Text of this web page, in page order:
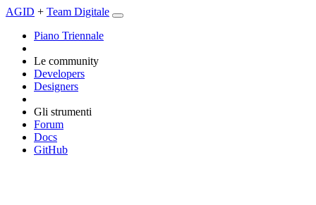
AGID + Team Digitale
Piano Triennale
Le community
Developers
Designers
Gli strumenti
Forum
Docs
GitHub